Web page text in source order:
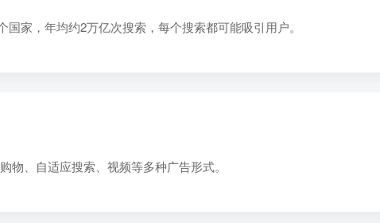
家，年均约2万亿次搜索，每个搜索都可能吸引用户。
物、自适应搜索、视频等多种广告形式。